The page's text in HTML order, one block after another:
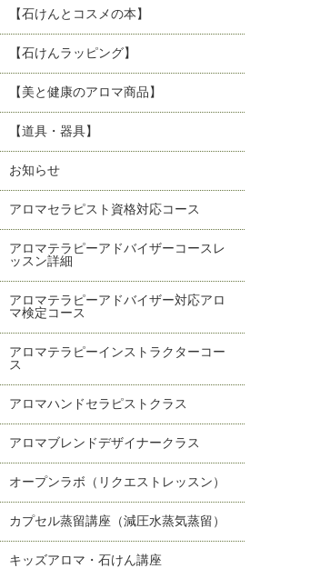
【石けんとコスメの本】
【石けんラッピング】
【美と健康のアロマ商品】
【道具・器具】
お知らせ
アロマセラピスト資格対応コース
アロマテラピーアドバイザーコースレ
ッスン詳細
アロマテラピーアドバイザー対応アロ
マ検定コース
アロマテラピーインストラクターコー
ス
アロマハンドセラピストクラス
アロマブレンドデザイナークラス
オープンラボ（リクエストレッスン）
カプセル蒸留講座（減圧水蒸気蒸留）
キッズアロマ・石けん講座